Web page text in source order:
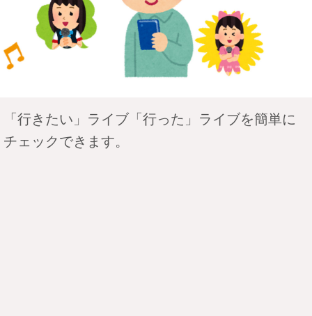
「行きたい」ライブ「行った」ライブを簡単に
チェックできます。